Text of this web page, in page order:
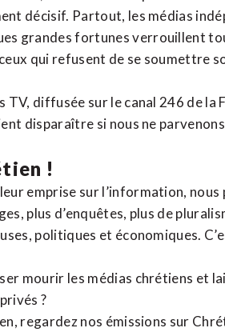
décisif. Partout, les médias
grandes fortunes verrouillent
qui refusent de se soumettre
diffusée sur le canal 246 de la
disparaître si nous ne
!
emprise sur l’information, nous
plus d’enquêtes, plus de
politiques et économiques.
mourir les médias chrétiens et
?
regardez nos émissions sur